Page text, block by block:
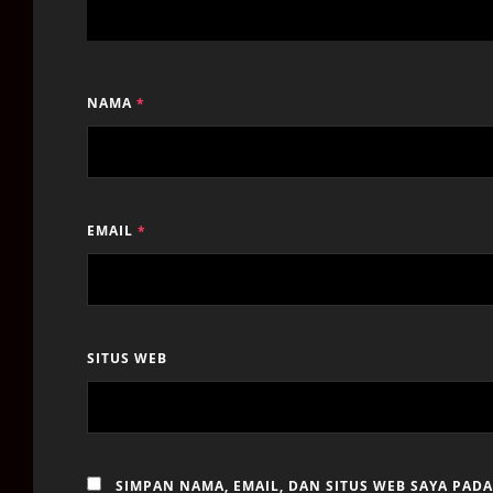
NAMA *
EMAIL *
SITUS WEB
SIMPAN NAMA, EMAIL, DAN SITUS WEB SAYA